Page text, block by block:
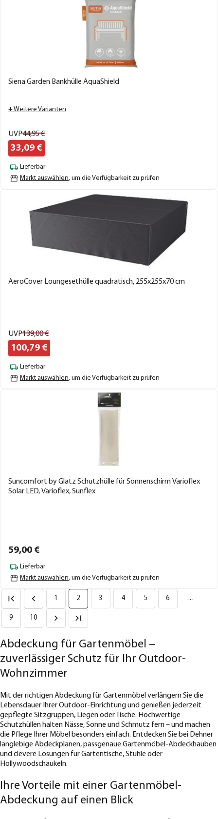
Siena Garden Bankhülle AquaShield
+ Weitere Varianten
UVP44,95€
33,09 €
Lieferbar
Markt auswählen, um die Verfügbarkeit zu prüfen
AeroCover Loungesethülle quadratisch, 255x255x70 cm
UVP139,00€
100,79 €
Lieferbar
Markt auswählen, um die Verfügbarkeit zu prüfen
Suncomfort by Glatz Schutzhülle für Sonnenschirm Varioflex
Solar LED, Varioflex, Sunflex
59,00 €
Lieferbar
Markt auswählen, um die Verfügbarkeit zu prüfen
1 2 3 4 5 6 …
9 10
Abdeckung für Gartenmöbel –
zuverlässiger Schutz für Ihr Outdoor-
Wohnzimmer
Mit der richtigen Abdeckung für Gartenmöbel verlängern Sie die
Lebensdauer Ihrer Outdoor-Einrichtung und genießen jederzeit
gepflegte Sitzgruppen, Liegen oder Tische. Hochwertige
Schutzhüllen halten Nässe, Sonne und Schmutz fern – und machen
die Pflege Ihrer Möbel besonders einfach. Entdecken Sie bei Dehner
langlebige Abdeckplanen, passgenaue Gartenmöbel-Abdeckhauben
und clevere Lösungen für Gartentische, Stühle oder
Hollywoodschaukeln.
Ihre Vorteile mit einer Gartenmöbel-
Abdeckung auf einen Blick